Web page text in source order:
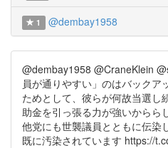
1 @dembay1958
@dembay1958 @CraneKlein
員が通りやすい」のはバックア
ためとして、彼らが何故当選
助金を引っ張る力が強いからら
他党にも世襲議員とともに伝染
既に汚染されています https://